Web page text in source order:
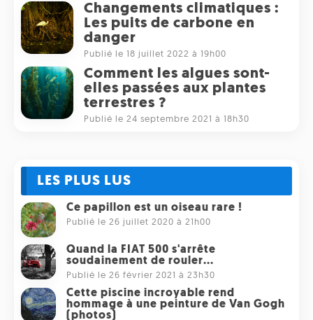
Changements climatiques :
Les puits de carbone en
danger
Publié le 18 juillet 2022 à 19h00
Comment les algues sont-
elles passées aux plantes
terrestres ?
Publié le 24 septembre 2021 à 18h30
LES PLUS LUS
Ce papillon est un oiseau rare !
Publié le 26 juillet 2020 à 21h00
Quand la FIAT 500 s'arrête
soudainement de rouler...
Publié le 26 février 2021 à 23h30
Cette piscine incroyable rend
hommage à une peinture de Van Gogh
(photos)